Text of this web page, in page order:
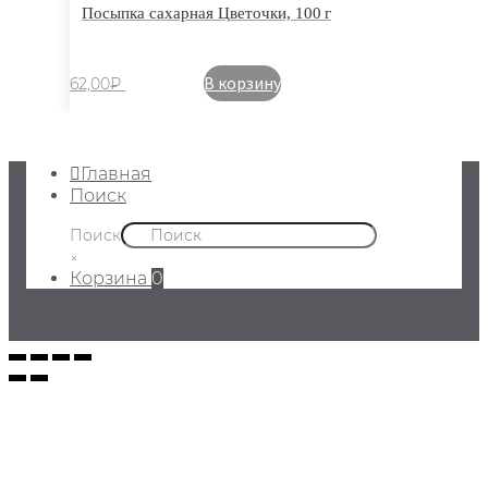
Посыпка сахарная Цветочки, 100 г
62,00₽ В корзину
Главная
Поиск
Поиск
×
Корзина 0